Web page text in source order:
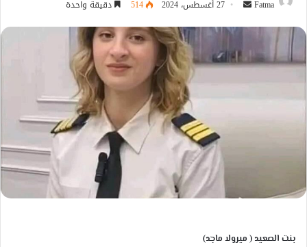
Fatma
أرسل
إلكترونيا
27 أغسطس، 2024 514 دقيقة واحدة
بنت الصعيد ( ميرولا ماجد)